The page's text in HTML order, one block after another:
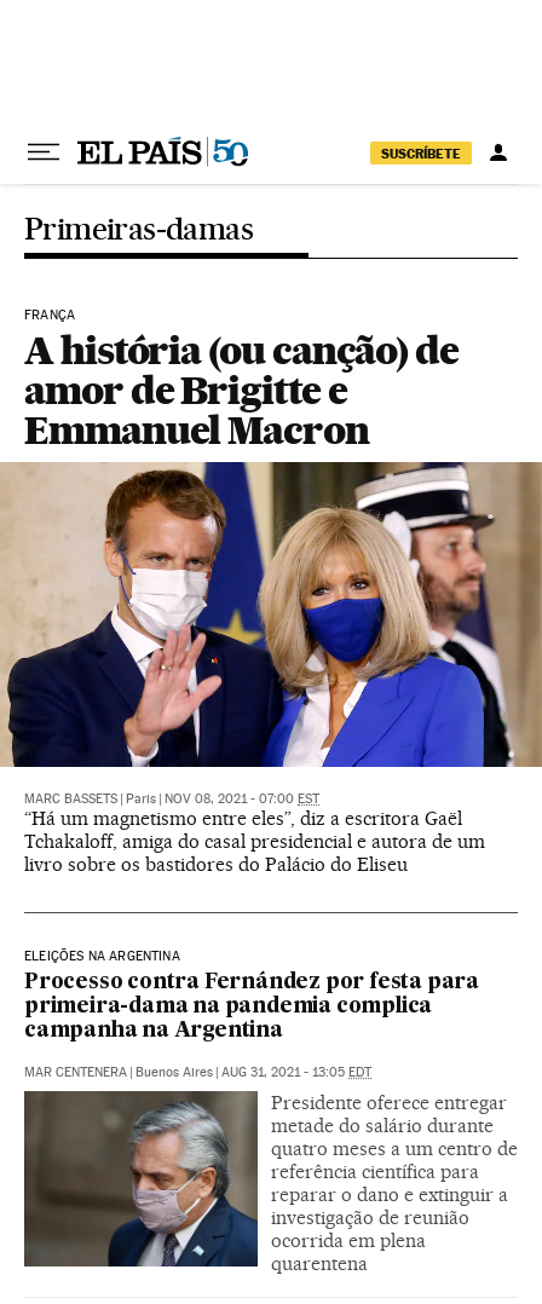
SUSCRÍBETE
Primeiras-damas
FRANÇA
A história (ou canção) de
amor de Brigitte e
Emmanuel Macron
MARC BASSETS Paris NOV 08, 2021 - 07:00 EST
“Há um magnetismo entre eles”, diz a escritora Gaël
Tchakaloff, amiga do casal presidencial e autora de um
livro sobre os bastidores do Palácio do Eliseu
ELEIÇÕES NA ARGENTINA
Processo contra Fernández por festa para
primeira-dama na pandemia complica
campanha na Argentina
MAR CENTENERA Buenos Aires AUG 31, 2021 - 13:05 EDT
Presidente oferece entregar
metade do salário durante
quatro meses a um centro de
referência científica para
reparar o dano e extinguir a
investigação de reunião
ocorrida em plena
quarentena